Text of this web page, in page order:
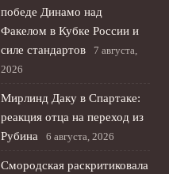
победе Динамо над
Факелом в Кубке России и
силе стандартов
7 августа,
2026
Мирлинд Даку в Спартаке:
реакция отца на переход из
Рубина
6 августа, 2026
Смородская раскритиковала